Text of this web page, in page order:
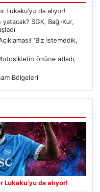
da alıyor!
SGK, Bağ-Kur,
‘Biz İstemedik,
önüne atladı,
Bölgeleri
da alıyor!